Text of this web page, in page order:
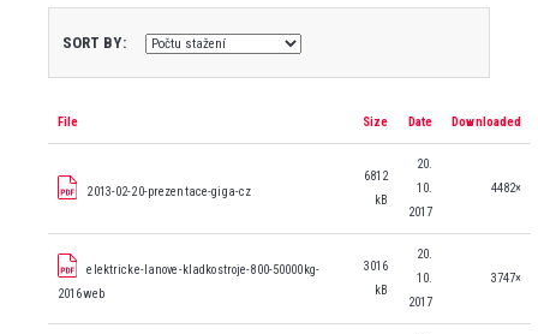
SORT BY:
File Size Date Downloaded
2013-02-20-prezentace-giga-cz
6812
kB
20.
10.
2017
4482×
elektricke-lanove-kladkostroje-800-50000kg-
2016web
3016
kB
20.
10.
2017
3747×